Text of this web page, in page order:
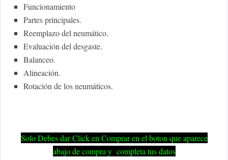
Funcionamiento
Partes principales.
Reemplazo del neumático.
Evaluación del desgaste.
Balanceo.
Alineación.
Rotación de los neumáticos.
Solo Debes dar Click en Comprar en el boton que aparece
abajo de compra y completa tus datos